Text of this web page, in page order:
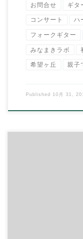
お問合せ ギタ
コンサート ハ
フォークギター
みなまきラボ
希望ヶ丘 親子
Published 10月 31,